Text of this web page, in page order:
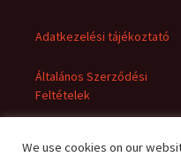
Adatkezelési tájékoztató
Általános Szerződési
Feltételek
We use cookies on our